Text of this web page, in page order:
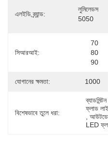
এলইডি ব্র্যান্ড:
লুমিলেডস
5050
সিআরআই:
70
80
90
যোগানের ক্ষমতা: 1000
বিশেষভাবে তুলে ধরা:
ফ্লাড
,
LED